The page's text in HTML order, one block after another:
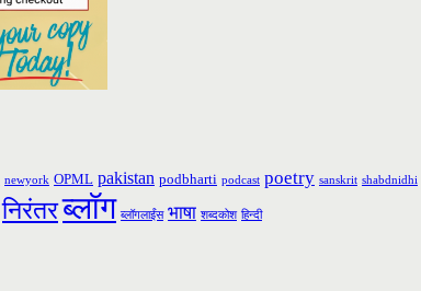
newyork OPML pakistan podbharti podcast poetry sanskrit shabdnidhi
निरंतरब्लॉग ब्लॉगलाईंस भाषा शब्दकोश हिन्दी